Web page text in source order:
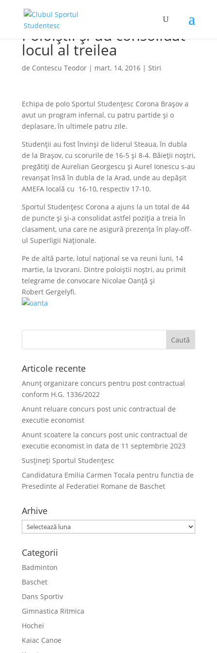
Poloiștii și-au consolidat
locul al treilea
de Contescu Teodor| mart. 14, 2016| Stiri
Echipa de polo Sportul Studențesc Corona Brașov a
avut un program infernal, cu patru partide și o
deplasare, în ultimele patru zile.
Studenții au fost învinși de liderul Steaua, în dubla
de la Brașov, cu scorurile de 16-5 și 8-4. Băieții noștri,
pregătiți de Aurelian Georgescu și Aurel Ionescu s-au
revanșat însă în dubla de la Arad, unde au depășit
AMEFA locală cu 16-10, respectiv 17-10.
Sportul Studențesc Corona a ajuns la un total de 44
de puncte și și-a consolidat astfel poziția a treia în
clasament, una care ne asigură prezența în play-off-
ul Superligii Naționale.
Pe de altă parte, lotul național se va reuni luni, 14
martie, la Izvorani. Dintre poloiștii noștri, au primit
telegrame de convocare Nicolae Oanță și
Robert Gergelyfi.
Articole recente
Anunț organizare concurs pentru post contractual
conform H.G. 1336/2022
Anunt reluare concurs post unic contractual de
executie economist
Anunt scoatere la concurs post unic contractual de
executie economist in data de 11 septembrie 2023
Susțineți Sportul Studențesc
Candidatura Emilia Carmen Tocala pentru functia de
Presedinte al Federatiei Romane de Baschet
Arhive
Arhive
Categorii
Badminton
Baschet
Dans Sportiv
Gimnastica Ritmica
Hochei
Kaiac Canoe